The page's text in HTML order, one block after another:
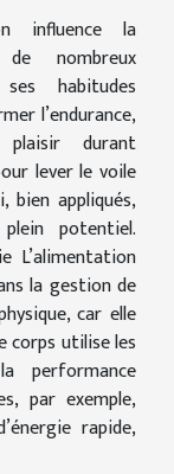
influence la
nombreux
habitudes
l’endurance,
durant
lever le voile
bien appliqués,
potentiel.
L’alimentation
la gestion de
car elle
corps utilise les
performance
par exemple,
rapide,